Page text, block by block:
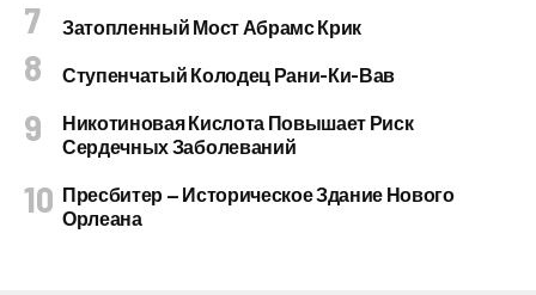
Затопленный Мост Абрамс Крик
Ступенчатый Колодец Рани-Ки-Вав
Никотиновая Кислота Повышает Риск
Сердечных Заболеваний
Пресбитер — Историческое Здание Нового
Орлеана